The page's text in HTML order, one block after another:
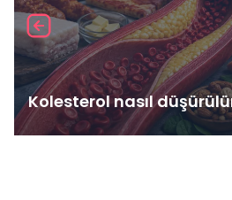
Kolesterol nasıl